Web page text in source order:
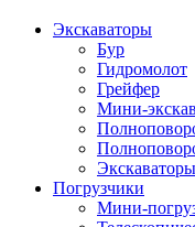
Погрузчики
Мини-
Экскаваторы
Бур
Гидромолот
Грейфер
Мини-